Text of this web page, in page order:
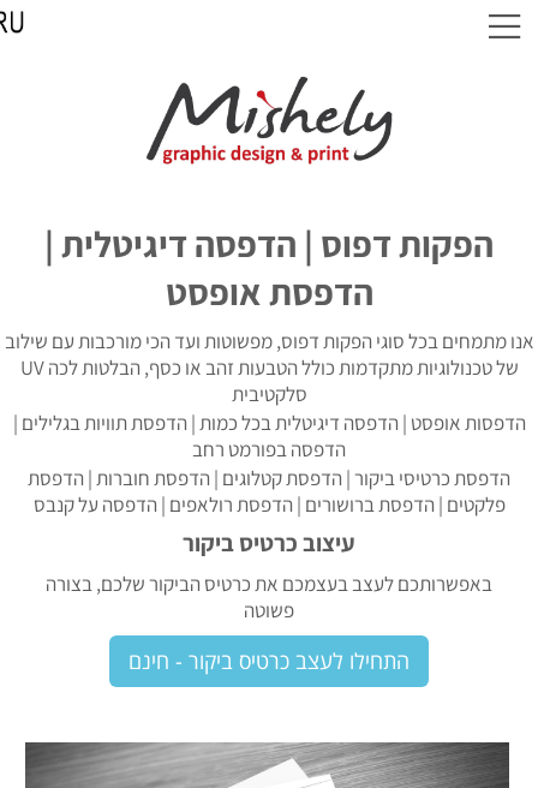
הפקות דפוס | הדפסה דיגיטלית |
הדפסת אופסט
אנו מתמחים בכל סוגי הפקות דפוס, מפשוטות ועד הכי מורכבות עם שילוב
של טכנולוגיות מתקדמות כולל הטבעות זהב או כסף, הבלטות לכה UV
סלקטיבית
הדפסות אופסט | הדפסה דיגיטלית בכל כמות | הדפסת תוויות בגלילים |
הדפסה בפורמט רחב
הדפסת כרטיסי ביקור | הדפסת קטלוגים | הדפסת חוברות | הדפסת
פלקטים | הדפסת ברושורים | הדפסת רולאפים | הדפסה על קנבס
עיצוב כרטיס ביקור
באפשרותכם לעצב בעצמכם את כרטיס הביקור שלכם, בצורה
פשוטה
התחילו לעצב כרטיס ביקור - חינם